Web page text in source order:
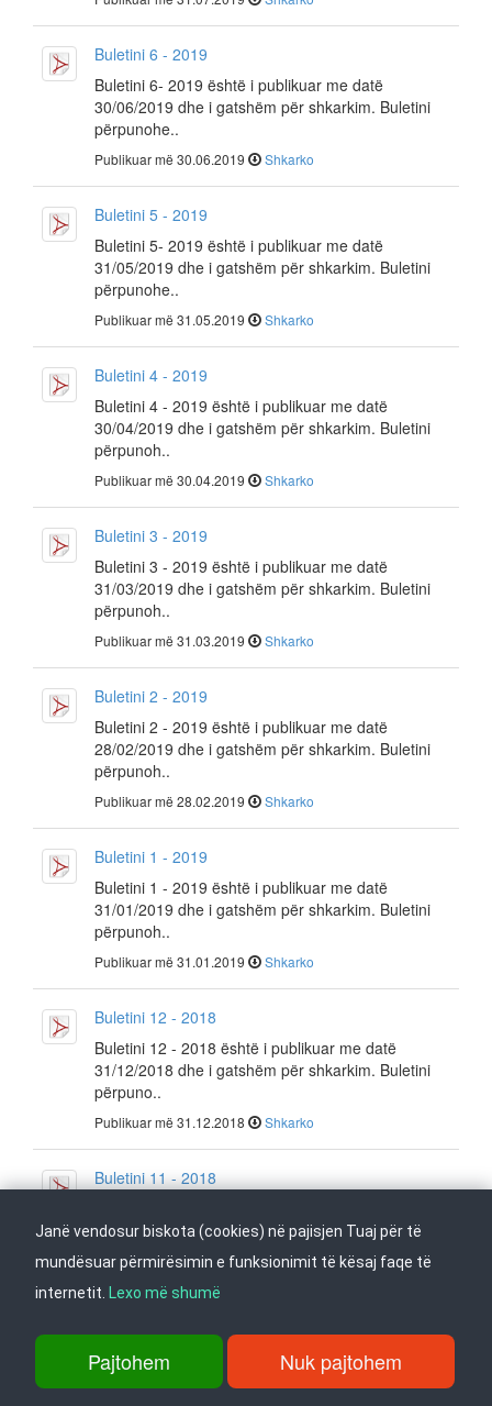
Buletini 6 - 2019
Buletini 6- 2019 është i publikuar me datë
30/06/2019 dhe i gatshëm për shkarkim. Buletini
përpunohe..
Publikuar më 30.06.2019 Shkarko
Buletini 5 - 2019
Buletini 5- 2019 është i publikuar me datë
31/05/2019 dhe i gatshëm për shkarkim. Buletini
përpunohe..
Publikuar më 31.05.2019 Shkarko
Buletini 4 - 2019
Buletini 4 - 2019 është i publikuar me datë
30/04/2019 dhe i gatshëm për shkarkim. Buletini
përpunoh..
Publikuar më 30.04.2019 Shkarko
Buletini 3 - 2019
Buletini 3 - 2019 është i publikuar me datë
31/03/2019 dhe i gatshëm për shkarkim. Buletini
përpunoh..
Publikuar më 31.03.2019 Shkarko
Buletini 2 - 2019
Buletini 2 - 2019 është i publikuar me datë
28/02/2019 dhe i gatshëm për shkarkim. Buletini
përpunoh..
Publikuar më 28.02.2019 Shkarko
Buletini 1 - 2019
Buletini 1 - 2019 është i publikuar me datë
31/01/2019 dhe i gatshëm për shkarkim. Buletini
përpunoh..
Publikuar më 31.01.2019 Shkarko
Buletini 12 - 2018
Buletini 12 - 2018 është i publikuar me datë
31/12/2018 dhe i gatshëm për shkarkim. Buletini
përpuno..
Publikuar më 31.12.2018 Shkarko
Buletini 11 - 2018
30/11/2018 dhe i gatshëm për shkarkim. Buletini
përpuno..
Publikuar më 30.11.2018
Buletini 10 - 2018
Buletini 10 - 2018 është i publikuar me datë
31/10/2018 dhe i gatshëm për shkarkim. Buletini
Janë vendosur biskota (cookies) në pajisjen Tuaj për të
mundësuar përmirësimin e funksionimit të kësaj faqe të
internetit. Lexo më shumë
Pajtohem Nuk pajtohem